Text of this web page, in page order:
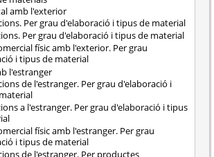
amb l'exterior
Per grau d'elaboració i tipus de material
Per grau d'elaboració i tipus de material
físic amb l'exterior. Per grau
i tipus de material
l'estranger
de l'estranger. Per grau d'elaboració i
a l'estranger. Per grau d'elaboració i tipus
físic amb l'estranger. Per grau
i tipus de material
de l'estranger. Per productes